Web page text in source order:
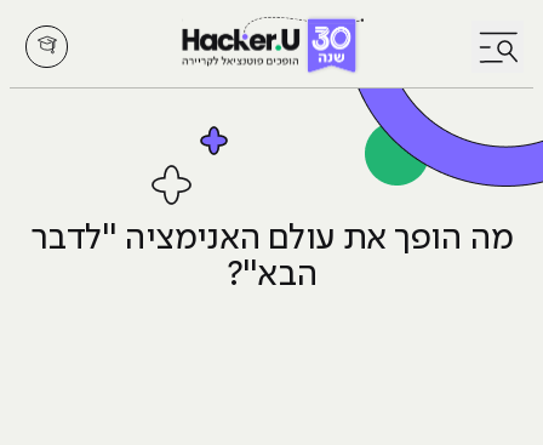
לחץ לפתיחת/סגירת תפריט
מה הופך את עולם האנימציה "לדבר
הבא"?